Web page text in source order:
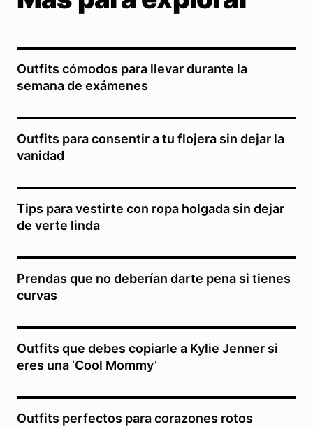
Outfits cómodos para llevar durante la
semana de exámenes
Outfits para consentir a tu flojera sin dejar la
vanidad
Tips para vestirte con ropa holgada sin dejar
de verte linda
Prendas que no deberían darte pena si tienes
curvas
Outfits que debes copiarle a Kylie Jenner si
eres una ‘Cool Mommy’
Outfits perfectos para corazones rotos